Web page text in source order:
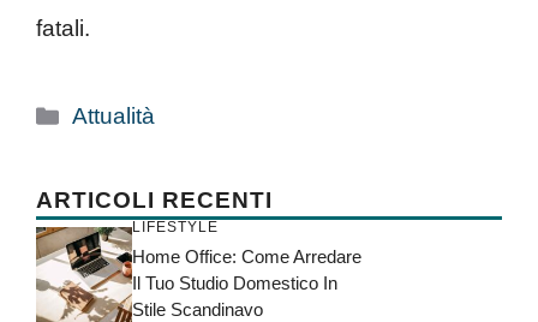
fatali.
Categorie
Attualità
ARTICOLI RECENTI
LIFESTYLE
Home Office: Come Arredare
Il Tuo Studio Domestico In
Stile Scandinavo